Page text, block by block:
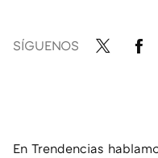
SÍGUENOS
En Trendencias